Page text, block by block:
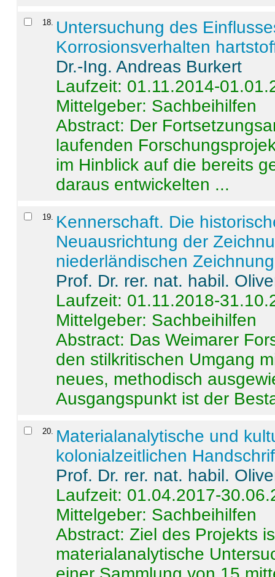
18
Untersuchung des
Korrosionsverhalten
Dr.-Ing. Andreas Burkert
Laufzeit: 01.11.2014-
Mittelgeber: Sachbeihilfen
Abstract: Der
laufenden
im Hinblick auf die bereits
daraus entwickelten ...
19
Kennerschaft. Die
Neuausrichtung der
niederländischen
Prof. Dr. rer. nat. habil.
Laufzeit: 01.11.2018-
Mittelgeber: Sachbeihilfen
Abstract: Das Weimarer
den stilkritischen Umgang
neues, methodisch
Ausgangspunkt ist der
20
Materialanalytische und
kolonialzeitlichen
Prof. Dr. rer. nat. habil.
Laufzeit: 01.04.2017-
Mittelgeber: Sachbeihilfen
Abstract:Ziel des Projekts
materialanalytische